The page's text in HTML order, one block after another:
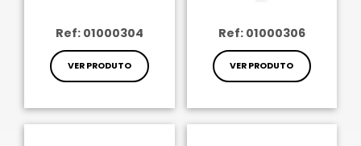
Ref: 01000304
VER PRODUTO
Ref: 01000306
VER PRODUTO